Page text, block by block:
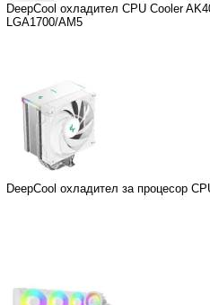
DeepCool охладител CPU Cooler
LGA1700/AM5
DeepCool охладител за процесор